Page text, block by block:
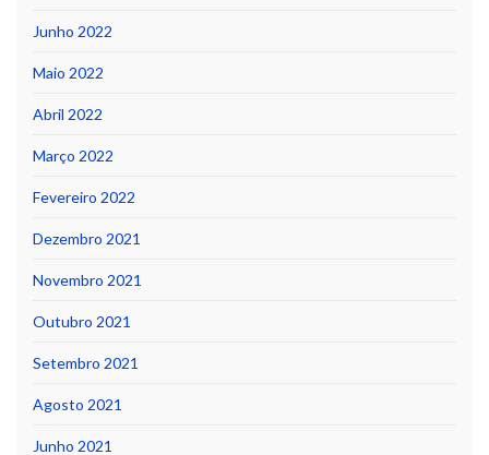
Junho 2022
Maio 2022
Abril 2022
Março 2022
Fevereiro 2022
Dezembro 2021
Novembro 2021
Outubro 2021
Setembro 2021
Agosto 2021
Junho 2021